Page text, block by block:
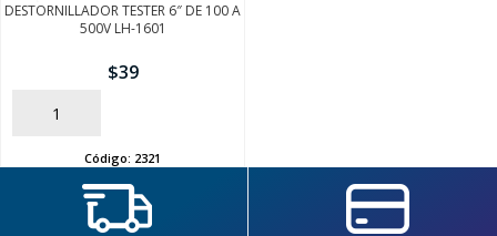
DESTORNILLADOR TESTER 6″ DE 100 A
500V LH-1601
$39
AÑADIR
Código: 2321